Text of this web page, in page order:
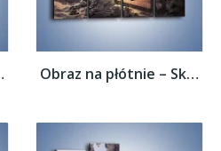
Obraz na płótnie – Skarby świeżo wydobyte...